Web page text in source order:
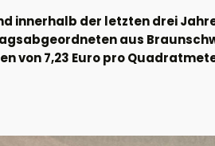
innerhalb der letzten drei
aus
von 7,23 Euro pro